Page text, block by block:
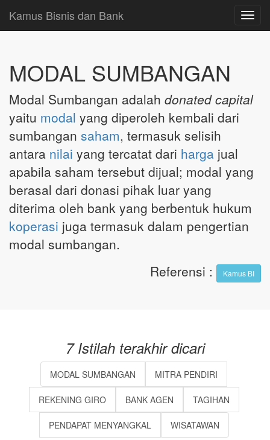
Kamus Bisnis dan Bank
MODAL SUMBANGAN
Modal Sumbangan adalah donated capital
yaitu modal yang diperoleh kembali dari
sumbangan saham, termasuk selisih
antara nilai yang tercatat dari harga jual
apabila saham tersebut dijual; modal yang
berasal dari donasi pihak luar yang
diterima oleh bank yang berbentuk hukum
koperasi juga termasuk dalam pengertian
modal sumbangan.
Referensi : Kamus BI
7 Istilah terakhir dicari
MODAL SUMBANGAN MITRA PENDIRI
REKENING GIRO BANK AGEN TAGIHAN
PENDAPAT MENYANGKAL WISATAWAN